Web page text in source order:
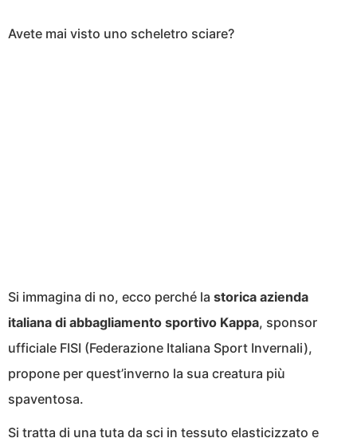
Avete mai visto uno scheletro sciare?
Si immagina di no, ecco perché la storica azienda
italiana di abbagliamento sportivo Kappa, sponsor
ufficiale FISI (Federazione Italiana Sport Invernali),
propone per quest’inverno la sua creatura più
spaventosa.
Si tratta di una tuta da sci in tessuto elasticizzato e